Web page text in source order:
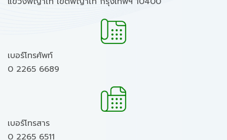
เบอร์โทรศัพท์
0 2265 6689
เบอร์โทรสาร
0 2265 6511